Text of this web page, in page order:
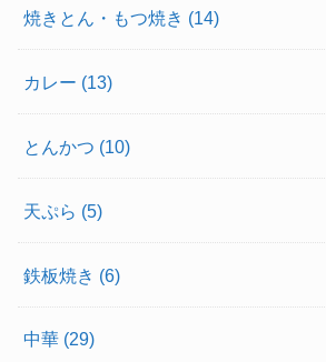
焼きとん・もつ焼き (14)
カレー (13)
とんかつ (10)
天ぷら (5)
鉄板焼き (6)
中華 (29)